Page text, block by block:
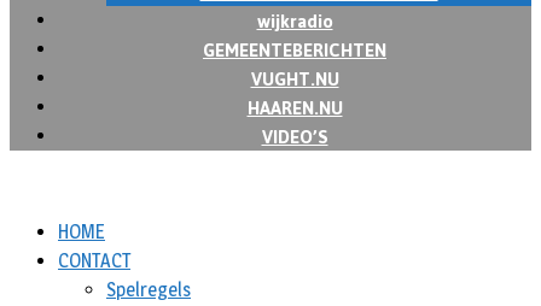
wijkradio
GEMEENTEBERICHTEN
VUGHT.NU
HAAREN.NU
VIDEO’S
HOME
CONTACT
Spelregels